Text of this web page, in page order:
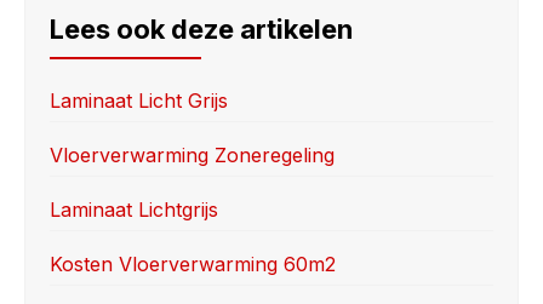
e
b
o
o
o
d
o
n
e
Lees ook deze artikelen
Laminaat Licht Grijs
Vloerverwarming Zoneregeling
Laminaat Lichtgrijs
Kosten Vloerverwarming 60m2